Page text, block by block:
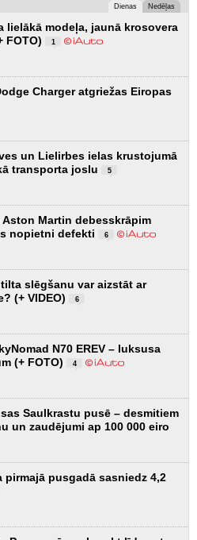
Dienas Nedēļas
lielākā modeļa, jaunā krosovera
FOTO)
1
Charger atgriežas Eiropas
un Lielirbes ielas krustojumā
transporta joslu
5
Martin debesskrāpim
nopietni defekti
6
slēgšanu var aizstāt ar
(+ VIDEO)
6
N70 EREV – luksusa
(+ FOTO)
4
Saulkrastu pusē – desmitiem
un zaudējumi ap 100 000 eiro
pirmajā pusgadā sasniedz 4,2